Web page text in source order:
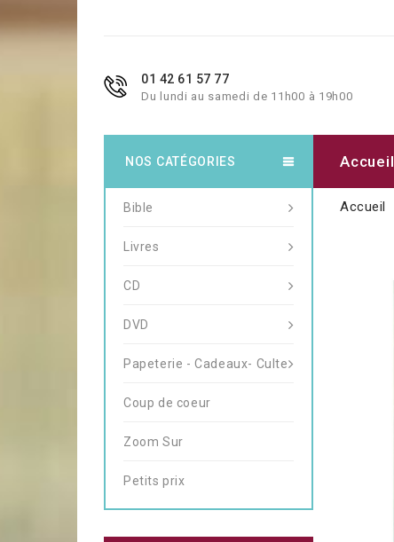
01 42 61 57 77
Du lundi au samedi de 11h00 à 19h00
Accueil
Accueil
NOS CATÉGORIES
Bible
Livres
CD
DVD
Papeterie - Cadeaux- Culte
Coup de coeur
Zoom Sur
Petits prix